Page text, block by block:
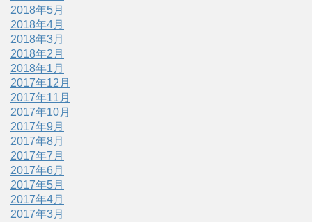
2018年5月
2018年4月
2018年3月
2018年2月
2018年1月
2017年12月
2017年11月
2017年10月
2017年9月
2017年8月
2017年7月
2017年6月
2017年5月
2017年4月
2017年3月